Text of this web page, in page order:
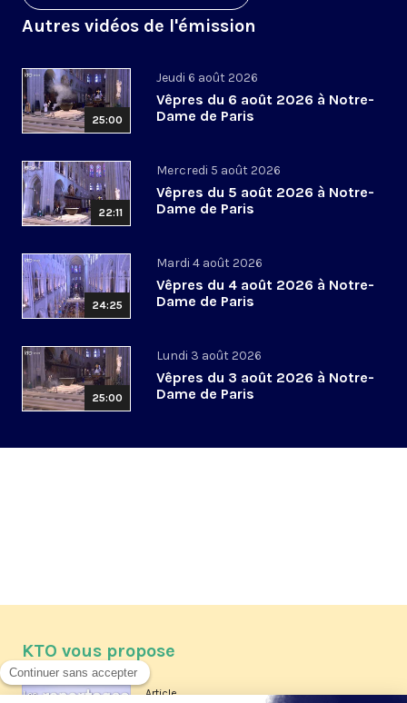
Autres vidéos de l'émission
25:00
Jeudi 6 août 2026
Vêpres du 6 août 2026 à Notre-
Dame de Paris
22:11
Mercredi 5 août 2026
Vêpres du 5 août 2026 à Notre-
Dame de Paris
24:25
Mardi 4 août 2026
Vêpres du 4 août 2026 à Notre-
Dame de Paris
25:00
Lundi 3 août 2026
Vêpres du 3 août 2026 à Notre-
Dame de Paris
KTO vous propose
Article